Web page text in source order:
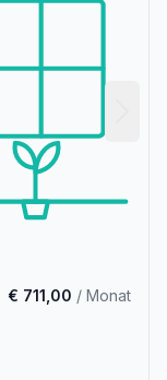
€ 711,00 / Monat